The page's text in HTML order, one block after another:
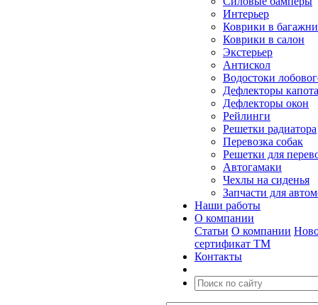
Интерьер
Коврики в
Коврики в салон
Экстерьер
Антискол
Водостоки
Дефлекторы капота
Дефлекторы окон
Рейлинги
Решетки радиатора
Перевозка собак
Решетки для
Автогамаки
Чехлы на сиденья
Запчасти для
Наши работы
О компании
Статьи О компании
сертификат ТМ
Контакты